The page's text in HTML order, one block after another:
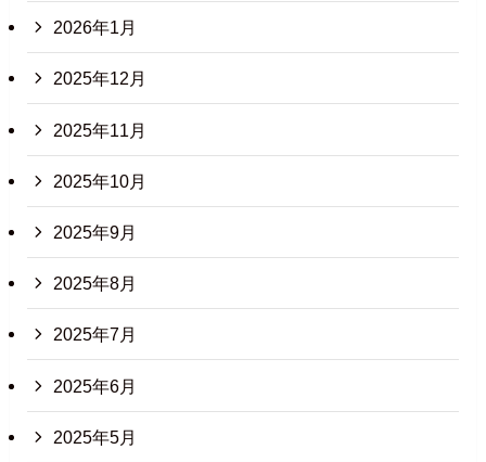
2026年1月
2025年12月
2025年11月
2025年10月
2025年9月
2025年8月
2025年7月
2025年6月
2025年5月